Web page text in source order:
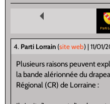
4. Parti Lorrain (site web) | 11/01/
Plusieurs raisons peuvent
la bande alérionnée du
Régional (CR) de Lorraine :